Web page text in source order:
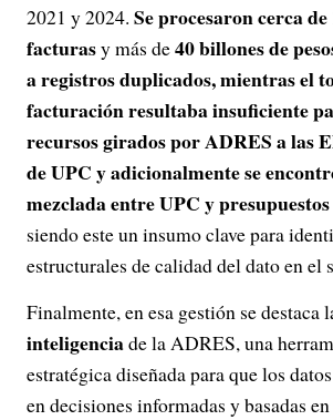
2021 y 2024. Se procesaron cerca
facturasy más de40 billones de
a registros duplicados, mientras el
facturación resultaba insuficiente
recursos girados por ADRES a las
de UPC y adicionalmente se
mezclada entre UPC y
siendo este un insumo clave para
estructurales de calidad del dato en el
Finalmente, en esa gestión se destaca
inteligenciade la ADRES, una
estratégica diseñada para que los
en decisiones informadas y basadas